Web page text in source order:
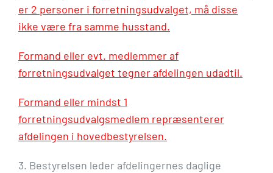
er 2 personer i forretningsudvalget, må disse
ikke være fra samme husstand.
Formand eller evt. medlemmer af
forretningsudvalget tegner afdelingen udadtil.
Formand eller mindst 1
forretningsudvalgsmedlem repræsenterer
afdelingen i hovedbestyrelsen.
3. Bestyrelsen leder afdelingernes daglige